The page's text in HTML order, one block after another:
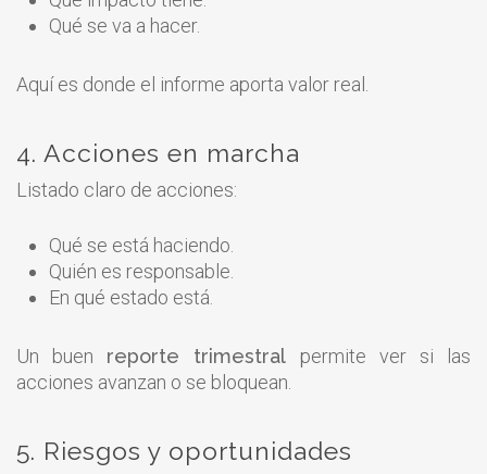
Qué se va a hacer.
Aquí es donde el informe aporta valor real.
4. Acciones en marcha
Listado claro de acciones:
Qué se está haciendo.
Quién es responsable.
En qué estado está.
Un buen reporte trimestral permite ver si las
acciones avanzan o se bloquean.
5. Riesgos y oportunidades